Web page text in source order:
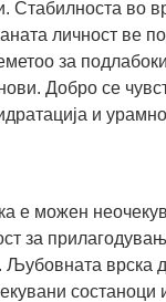
Стабилноста во
личност ве
за
Добро се
и
е можен
за
Љубовната врска
состаноци